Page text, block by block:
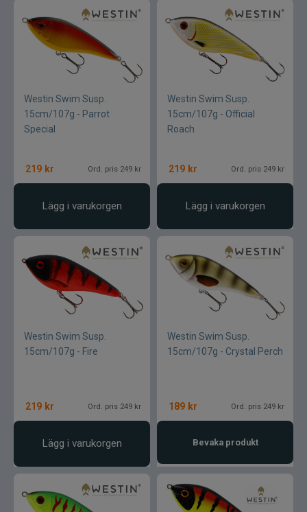
Westin Swim Susp.
15cm/107g - Parrot
Special
219 kr Ord. pris 249 kr
Lägg i varukorgen
Westin Swim Susp.
15cm/107g - Official
Roach
219 kr Ord. pris 249 kr
Lägg i varukorgen
Westin Swim Susp.
15cm/107g - Fire
219 kr Ord. pris 249 kr
Lägg i varukorgen
Westin Swim Susp.
15cm/107g - Crystal Perch
189 kr Ord. pris 249 kr
Bevaka produkt